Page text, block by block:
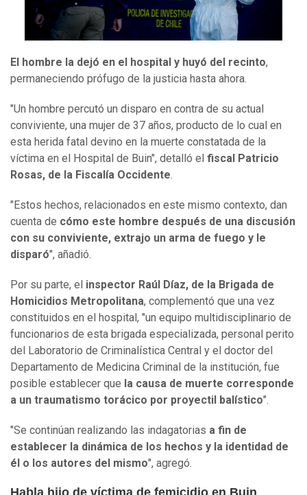
El hombre la dejó en el hospital y huyó del recinto,
permaneciendo prófugo de la justicia hasta ahora.
"Un hombre percutó un disparo en contra de su actual
conviviente, una mujer de 37 años, producto de lo cual en
esta herida fatal devino en la muerte constatada de la
víctima en el Hospital de Buin", detalló el fiscal Patricio
Rosas, de la Fiscalía Occidente.
"Estos hechos, relacionados en este mismo contexto, dan
cuenta de cómo este hombre después de una discusión
con su conviviente, extrajo un arma de fuego y le
disparó", añadió.
Por su parte, el inspector Raúl Díaz, de la Brigada de
Homicidios Metropolitana, complementó que una vez
constituidos en el hospital, "un equipo multidisciplinario de
funcionarios de esta brigada especializada, personal perito
del Laboratorio de Criminalística Central y el doctor del
Departamento de Medicina Criminal de la institución, fue
posible establecer que la causa de muerte corresponde
a un traumatismo torácico por proyectil balístico".
"Se continúan realizando las indagatorias a fin de
establecer la dinámica de los hechos y la identidad de
él o los autores del mismo", agregó.